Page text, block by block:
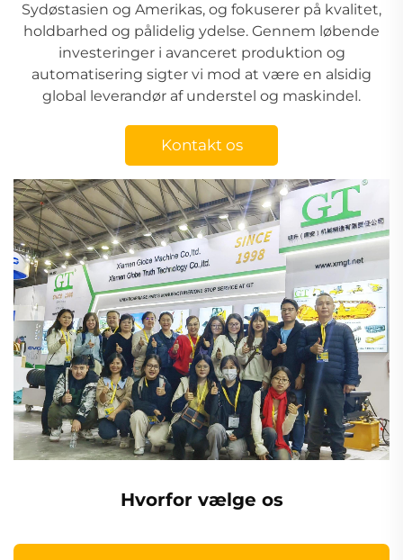
Sydøstasien og Amerikas, og fokuserer på kvalitet,
holdbarhed og pålidelig ydelse. Gennem løbende
investeringer i avanceret produktion og
automatisering sigter vi mod at være en alsidig
global leverandør af understel og maskindel.
Kontakt os
Hvorfor vælge os